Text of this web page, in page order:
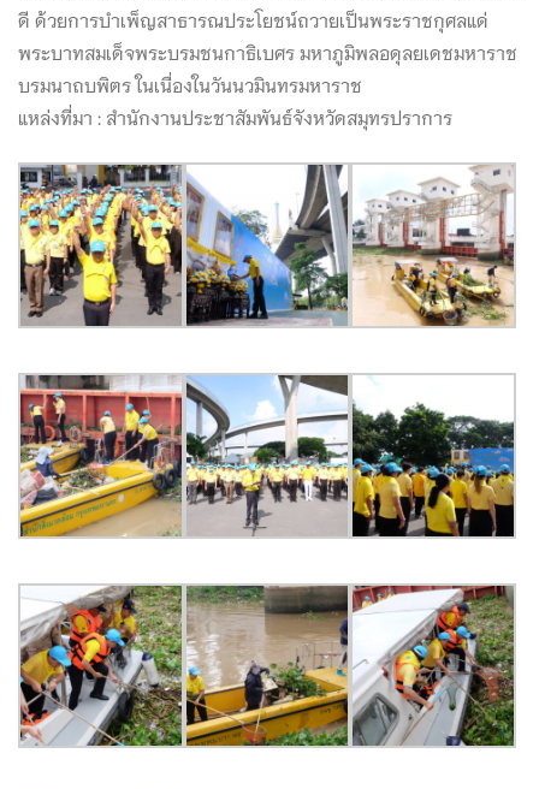
ดี ด้วยการบำเพ็ญสาธารณประโยชน์ถวายเป็นพระราชกุศลแด่
พระบาทสมเด็จพระบรมชนกาธิเบศร มหาภูมิพลอดุลยเดชมหาราช
บรมนาถบพิตร ในเนื่องในวันนวมินทรมหาราช
แหล่งที่มา : สำนักงานประชาสัมพันธ์จังหวัดสมุทรปราการ